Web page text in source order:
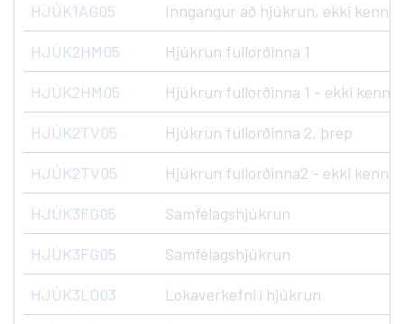
HJÚK1AG05 Inngangur að hjúkrun, ekki
HJÚK2HM05 Hjúkrun fullorðinna 1
HJÚK2HM05 Hjúkrun fullorðinna 1 - ekki
HJÚK2TV05 Hjúkrun fullorðinna 2. þrep
HJÚK2TV05 Hjúkrun fullorðinna2 - ekki
HJÚK3FG05 Samfélagshjúkrun
HJÚK3FG05 Samfélagshjúkrun
HJÚK3LO03 Lokaverkefni í hjúkrun